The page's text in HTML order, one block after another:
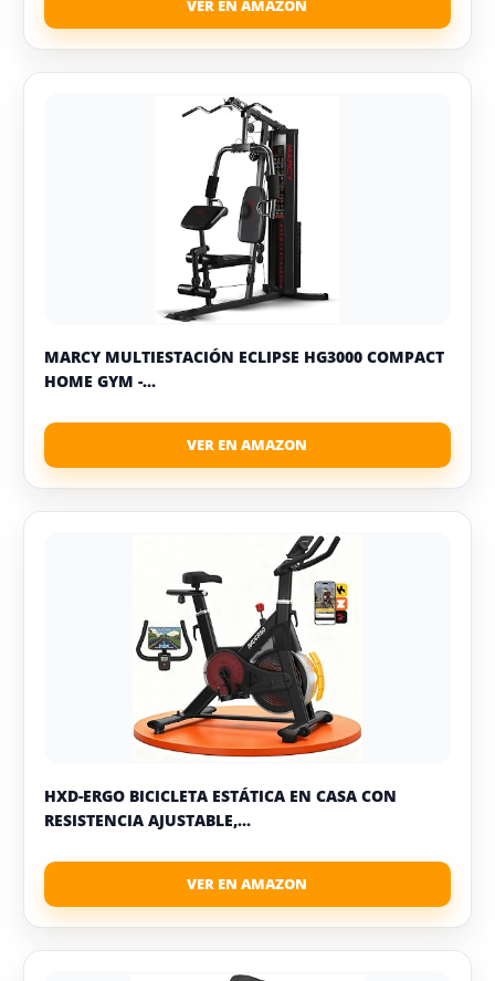
MARCY MULTIESTACIÓN ECLIPSE HG3000 COMPACT
HOME GYM -...
HXD-ERGO BICICLETA ESTÁTICA EN CASA CON
RESISTENCIA AJUSTABLE,...